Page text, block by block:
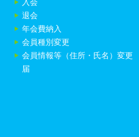
入会
退会
年会費納入
会員種別変更
会員情報等（住所・氏名）変更
届